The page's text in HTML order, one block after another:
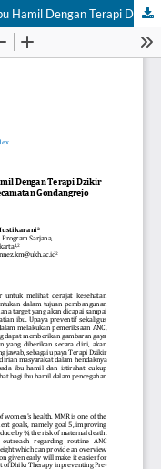
Upaya Pencegahan Pre Eklamsia Pada Ibu Hamil Dengan Terapi Dzikir Di Posyandu Dahlia 1 Dusun Selokaton Kecamatan Gondangrejo Karanganyar